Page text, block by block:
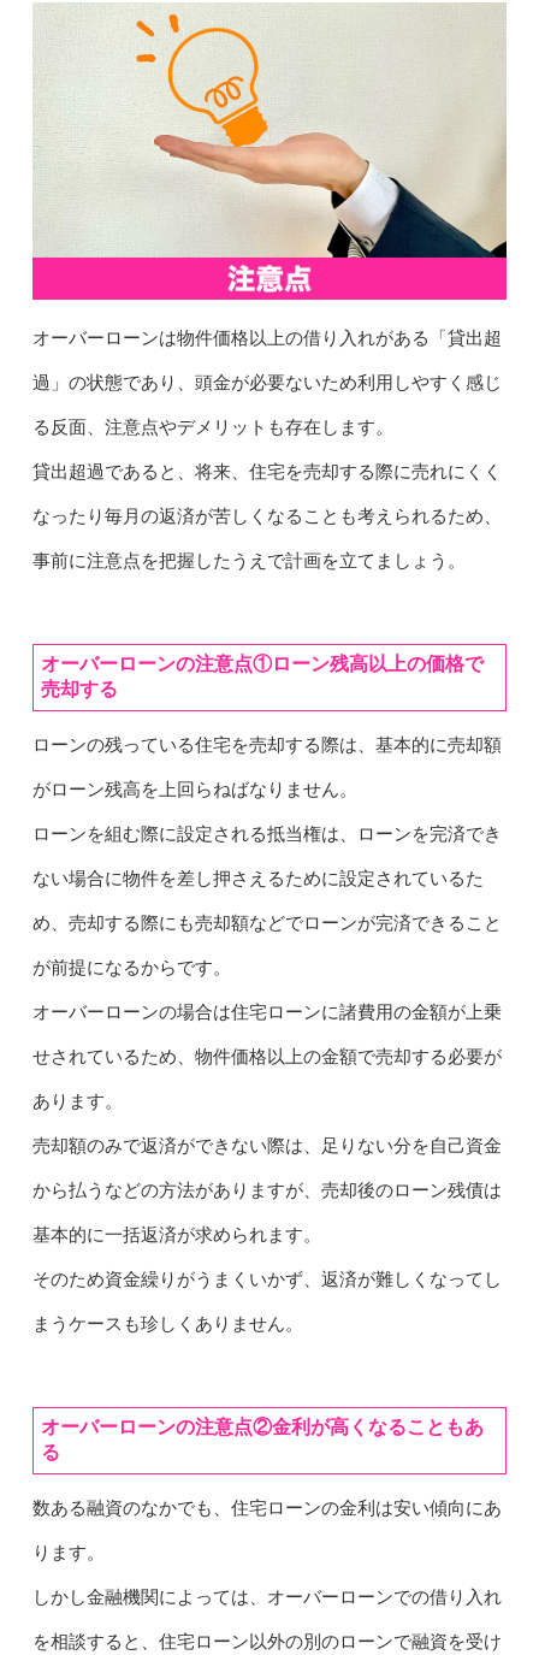
オーバーローンは物件価格以上の借り入れがある「貸出超
過」の状態であり、頭金が必要ないため利用しやすく感じ
る反面、注意点やデメリットも存在します。
貸出超過であると、将来、住宅を売却する際に売れにくく
なったり毎月の返済が苦しくなることも考えられるため、
事前に注意点を把握したうえで計画を立てましょう。
オーバーローンの注意点①ローン残高以上の価格で
売却する
ローンの残っている住宅を売却する際は、基本的に売却額
がローン残高を上回らねばなりません。
ローンを組む際に設定される抵当権は、ローンを完済でき
ない場合に物件を差し押さえるために設定されているた
め、売却する際にも売却額などでローンが完済できること
が前提になるからです。
オーバーローンの場合は住宅ローンに諸費用の金額が上乗
せされているため、物件価格以上の金額で売却する必要が
あります。
売却額のみで返済ができない際は、足りない分を自己資金
から払うなどの方法がありますが、売却後のローン残債は
基本的に一括返済が求められます。
そのため資金繰りがうまくいかず、返済が難しくなってし
まうケースも珍しくありません。
オーバーローンの注意点②金利が高くなることもあ
る
数ある融資のなかでも、住宅ローンの金利は安い傾向にあ
ります。
しかし金融機関によっては、オーバーローンでの借り入れ
を相談すると、住宅ローン以外の別のローンで融資を受け